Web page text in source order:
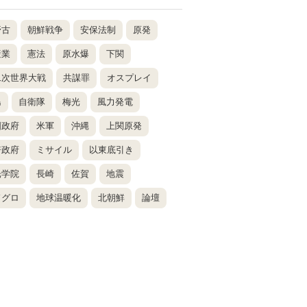
朝鮮戦争 安保法制 原発
憲法 原水爆 下関
世界大戦 共謀罪 オスプレイ
自衛隊 梅光 風力発電
府 米軍 沖縄 上関原発
府 ミサイル 以東底引き
院 長崎 佐賀 地震
ロ 地球温暖化 北朝鮮 論壇